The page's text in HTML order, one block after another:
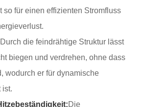
so für einen effizienten Stromfluss
Durch die feindrähtige Struktur lässt
biegen und verdrehen, ohne dass
wodurch er für dynamische
ist.
Die